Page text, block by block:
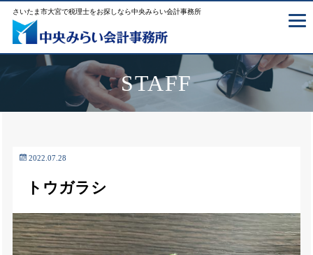
さいたま市大宮で税理士をお探しなら中央みらい会計事務所
STAFF
2022.07.28
トウガラシ